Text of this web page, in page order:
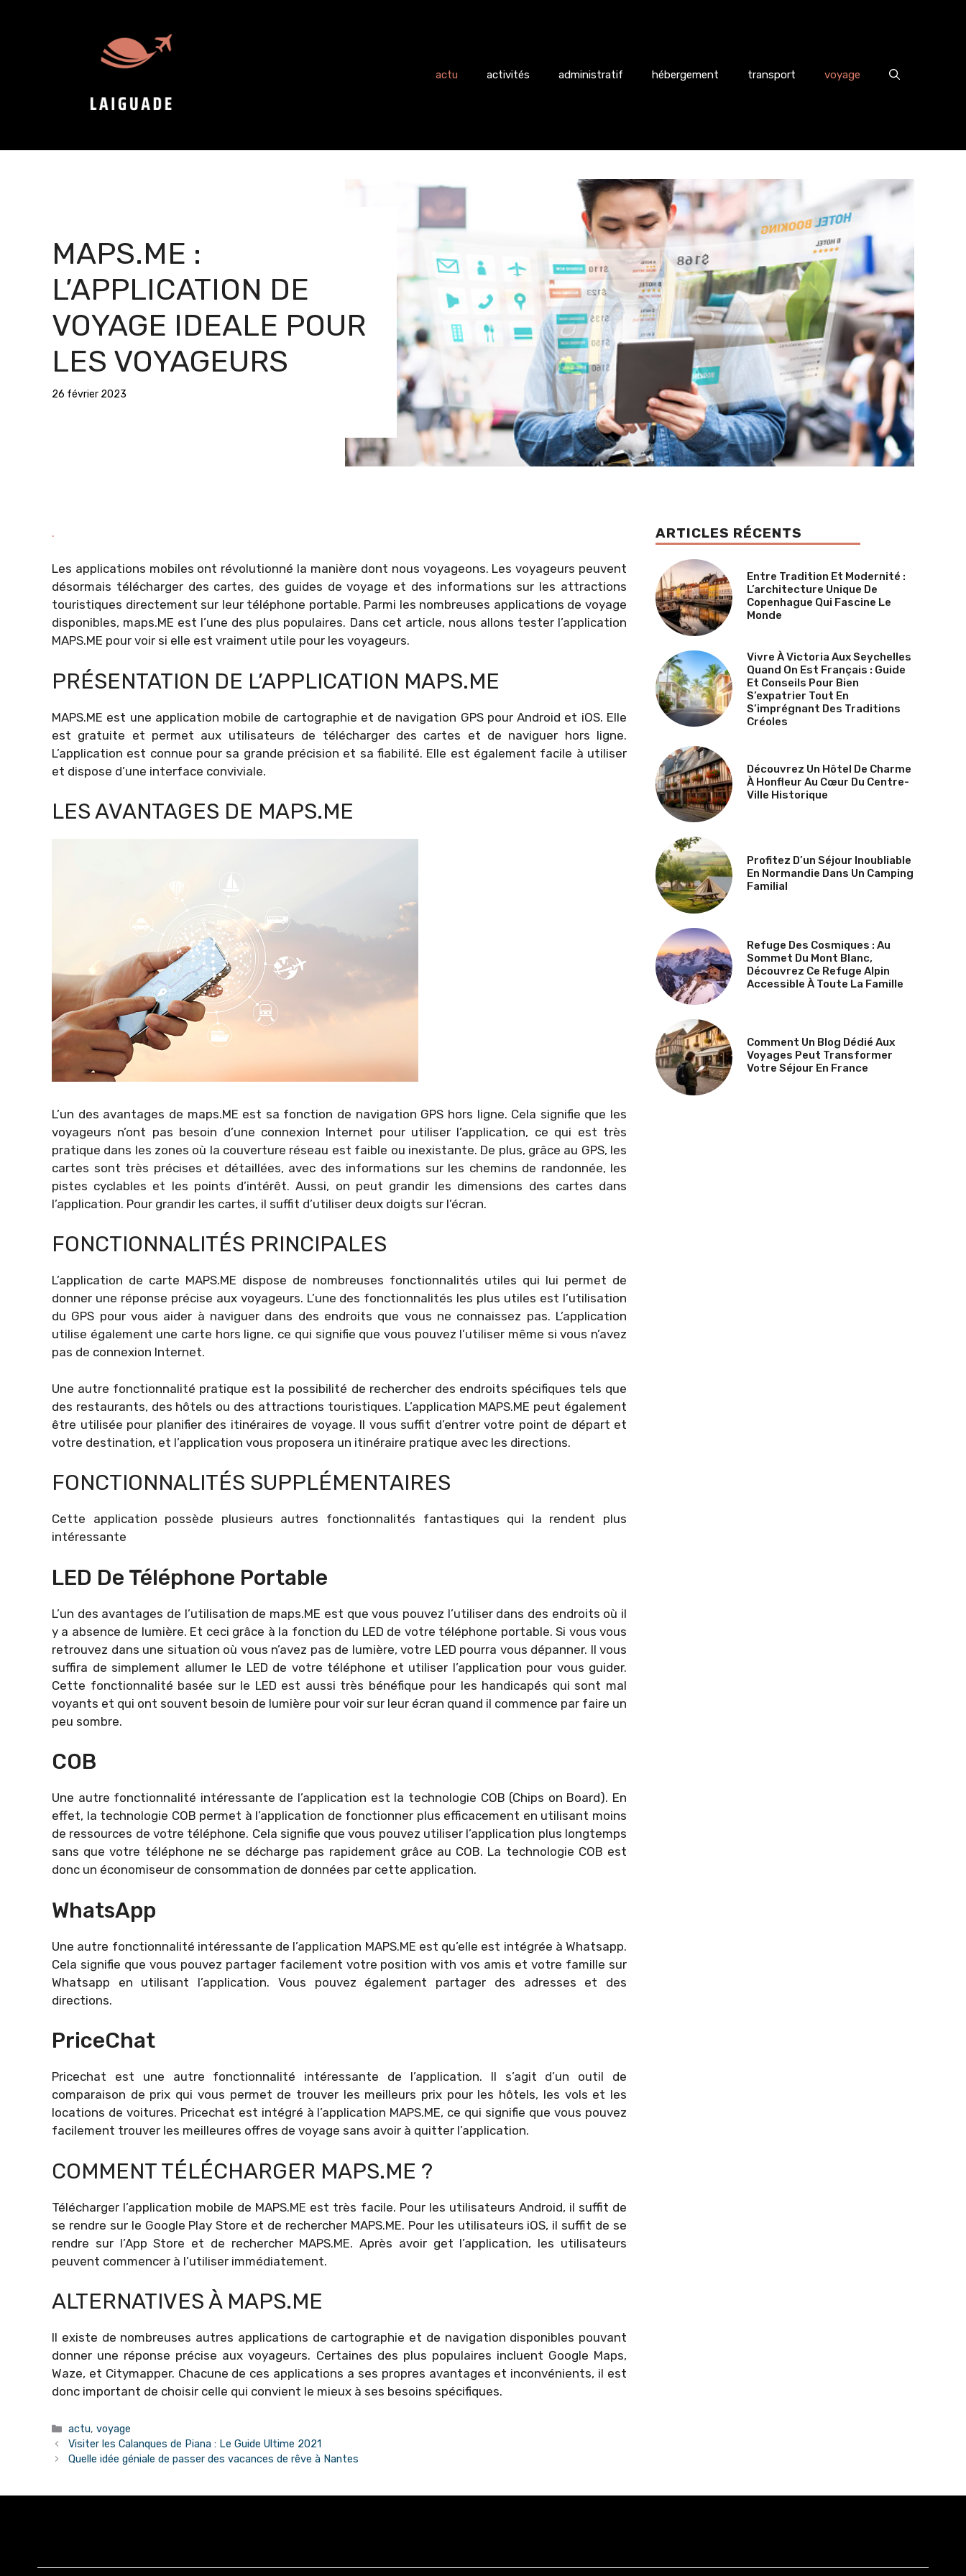
actu activités administratif hébergement transport voyage
MAPS.ME :
L’APPLICATION DE
VOYAGE IDEALE POUR
LES VOYAGEURS
26 février 2023
.
Les applications mobiles ont révolutionné la manière dont nous voyageons. Les voyageurs peuvent
désormais télécharger des cartes, des guides de voyage et des informations sur les attractions
touristiques directement sur leur téléphone portable. Parmi les nombreuses applications de voyage
disponibles, maps.ME est l’une des plus populaires. Dans cet article, nous allons tester l’application
MAPS.ME pour voir si elle est vraiment utile pour les voyageurs.
PRÉSENTATION DE L’APPLICATION MAPS.ME
MAPS.ME est une application mobile de cartographie et de navigation GPS pour Android et iOS. Elle
est gratuite et permet aux utilisateurs de télécharger des cartes et de naviguer hors ligne.
L’application est connue pour sa grande précision et sa fiabilité. Elle est également facile à utiliser
et dispose d’une interface conviviale.
LES AVANTAGES DE MAPS.ME
L’un des avantages de maps.ME est sa fonction de navigation GPS hors ligne. Cela signifie que les
voyageurs n’ont pas besoin d’une connexion Internet pour utiliser l’application, ce qui est très
pratique dans les zones où la couverture réseau est faible ou inexistante. De plus, grâce au GPS, les
cartes sont très précises et détaillées, avec des informations sur les chemins de randonnée, les
pistes cyclables et les points d’intérêt. Aussi, on peut grandir les dimensions des cartes dans
l’application. Pour grandir les cartes, il suffit d’utiliser deux doigts sur l’écran.
FONCTIONNALITÉS PRINCIPALES
L’application de carte MAPS.ME dispose de nombreuses fonctionnalités utiles qui lui permet de
donner une réponse précise aux voyageurs. L’une des fonctionnalités les plus utiles est l’utilisation
du GPS pour vous aider à naviguer dans des endroits que vous ne connaissez pas. L’application
utilise également une carte hors ligne, ce qui signifie que vous pouvez l’utiliser même si vous n’avez
pas de connexion Internet.
Une autre fonctionnalité pratique est la possibilité de rechercher des endroits spécifiques tels que
des restaurants, des hôtels ou des attractions touristiques. L’application MAPS.ME peut également
être utilisée pour planifier des itinéraires de voyage. Il vous suffit d’entrer votre point de départ et
votre destination, et l’application vous proposera un itinéraire pratique avec les directions.
FONCTIONNALITÉS SUPPLÉMENTAIRES
Cette application possède plusieurs autres fonctionnalités fantastiques qui la rendent plus
intéressante
LED De Téléphone Portable
L’un des avantages de l’utilisation de maps.ME est que vous pouvez l’utiliser dans des endroits où il
y a absence de lumière. Et ceci grâce à la fonction du LED de votre téléphone portable. Si vous vous
retrouvez dans une situation où vous n’avez pas de lumière, votre LED pourra vous dépanner. Il vous
suffira de simplement allumer le LED de votre téléphone et utiliser l’application pour vous guider.
Cette fonctionnalité basée sur le LED est aussi très bénéfique pour les handicapés qui sont mal
voyants et qui ont souvent besoin de lumière pour voir sur leur écran quand il commence par faire un
peu sombre.
COB
Une autre fonctionnalité intéressante de l’application est la technologie COB (Chips on Board). En
effet, la technologie COB permet à l’application de fonctionner plus efficacement en utilisant moins
de ressources de votre téléphone. Cela signifie que vous pouvez utiliser l’application plus longtemps
sans que votre téléphone ne se décharge pas rapidement grâce au COB. La technologie COB est
donc un économiseur de consommation de données par cette application.
WhatsApp
Une autre fonctionnalité intéressante de l’application MAPS.ME est qu’elle est intégrée à Whatsapp.
Cela signifie que vous pouvez partager facilement votre position with vos amis et votre famille sur
Whatsapp en utilisant l’application. Vous pouvez également partager des adresses et des
directions.
PriceChat
Pricechat est une autre fonctionnalité intéressante de l’application. Il s’agit d’un outil de
comparaison de prix qui vous permet de trouver les meilleurs prix pour les hôtels, les vols et les
locations de voitures. Pricechat est intégré à l’application MAPS.ME, ce qui signifie que vous pouvez
facilement trouver les meilleures offres de voyage sans avoir à quitter l’application.
COMMENT TÉLÉCHARGER MAPS.ME ?
Télécharger l’application mobile de MAPS.ME est très facile. Pour les utilisateurs Android, il suffit de
se rendre sur le Google Play Store et de rechercher MAPS.ME. Pour les utilisateurs iOS, il suffit de se
rendre sur l’App Store et de rechercher MAPS.ME. Après avoir get l’application, les utilisateurs
peuvent commencer à l’utiliser immédiatement.
ALTERNATIVES À MAPS.ME
Il existe de nombreuses autres applications de cartographie et de navigation disponibles pouvant
donner une réponse précise aux voyageurs. Certaines des plus populaires incluent Google Maps,
Waze, et Citymapper. Chacune de ces applications a ses propres avantages et inconvénients, il est
donc important de choisir celle qui convient le mieux à ses besoins spécifiques.
Catégories
actu,voyage
Visiter les Calanques de Piana : Le Guide Ultime 2021
Quelle idée géniale de passer des vacances de rêve à Nantes
ARTICLES RÉCENTS
Entre Tradition Et Modernité :
L’architecture Unique De
Copenhague Qui Fascine Le
Monde
Vivre À Victoria Aux Seychelles
Quand On Est Français : Guide
Et Conseils Pour Bien
S’expatrier Tout En
S’imprégnant Des Traditions
Créoles
Découvrez Un Hôtel De Charme
À Honfleur Au Cœur Du Centre-
Ville Historique
Profitez D’un Séjour Inoubliable
En Normandie Dans Un Camping
Familial
Refuge Des Cosmiques : Au
Sommet Du Mont Blanc,
Découvrez Ce Refuge Alpin
Accessible À Toute La Famille
Comment Un Blog Dédié Aux
Voyages Peut Transformer
Votre Séjour En France